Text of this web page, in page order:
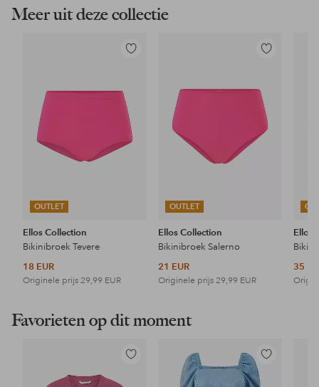
Meer uit deze collectie
OUTLET
Toevoegen
Ellos Collection
Bikinibroek Tevere
18 EUR
Originele prijs 29,99 EUR
OUTLET
Toevoegen
Ellos Collection
Bikinibroek Salerno
21 EUR
Originele prijs29,99 EUR
Ellos
35
Favorieten op dit moment
Toevoegen
Toevoegen
aan